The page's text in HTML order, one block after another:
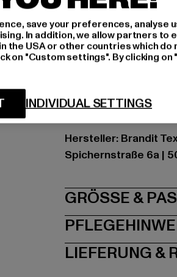
Marke: Brandit
Kat.: Bags & Luggage
Farbe: beige
Hersteller Farbe:
Art.Nr: BD6022-00804
Hersteller: Brandit
Spichernstraße 6a |
GRÖSSE
LIEFERUNG &
save your preferences, analyse
In addition, we allow partners to
the USA or other countries which do
on "Custom settings". By clicking
INDIVIDUAL SETTINGS